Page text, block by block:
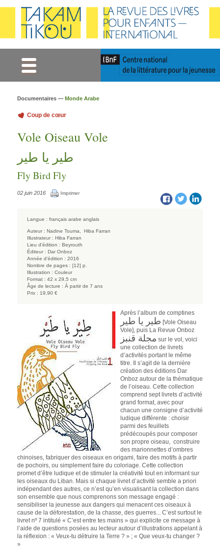
Documentaires — Monde Arabe
Coup de cœur
Vole Oiseau Vole
طير يا طير
Fly Bird Fly
02 juin 2016 Imprimer
Langue : français arabe anglais
Auteur : Nadine Touma,
Hiba Farran
Illustrateur : Hiba Farran
Lieu d'édition : Beyrouth
Éditeur : Dar Onboz
Année d'édition : 2016
Nombre de pages : [12] p.
Illustration : Couleur
Format : 42 x 29,5 cm
Âge de lecture : À partir de 7 ans
Prix : 19,90 €
Après l’album de comptines
طير يا طير [Vole Oiseau
Vole], puis La Revue Onboz
مجلة قنبز sur le vol, voici
une collection de livrets
d’activités portant le même
titre. Il s’agit de la dernière
création des éditions Dar
Onboz autour de la thématique
de l’oiseau. Cette collection
comprend sept livrets d’activité
grand format, avec pour
chacun une consigne d’activité
ludique différente : choisir
parmi des feuillets
prédécoupés pour composer
son propre oiseau, construire
des marionnettes d’ombres
chinoises, fabriquer des oiseaux en origami, faire des motifs à partir
de pochoirs, ou simplement faire du coloriage. Cette collection
promet d’être ludique et de stimuler la créativité tout en informant sur
les oiseaux du Liban. Mais si chaque livret d’activité semble a priori
indépendant des autres, ce n’est qu’en visualisant la collection dans
son ensemble que nous comprenons son message engagé :
sensibiliser la jeunesse aux dangers qui menacent ces oiseaux à
cause de la déforestation, de la chasse, des guerres... C’est surtout le
livret nº 7 intitulé « C’est entre tes mains » qui explicite ce message à
l’aide de questions posées au lecteur autour d’illustrations appelant à
la réflexion : « Veux-tu détruire la Terre ? » ; « Que veux-tu changer ?
»